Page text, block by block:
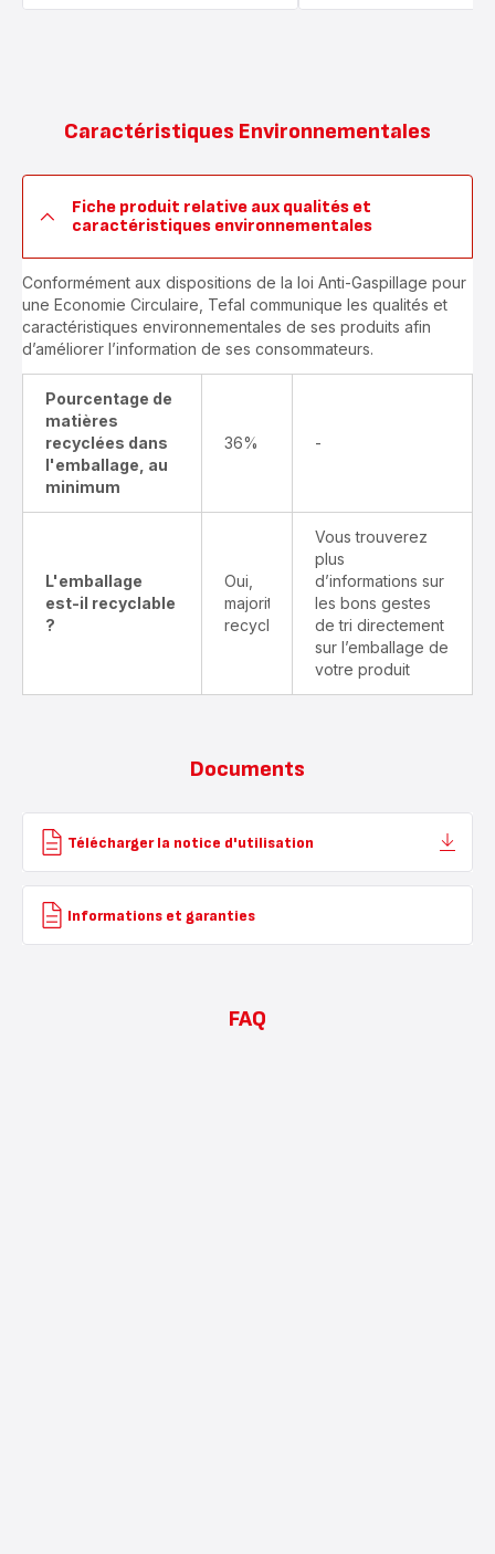
Caractéristiques Environnementales
Fiche produit relative aux qualités et
caractéristiques environnementales
Conformément aux dispositions de la loi Anti-Gaspillage pour
une Economie Circulaire, Tefal communique les qualités et
caractéristiques environnementales de ses produits afin
d’améliorer l’information de ses consommateurs.
Pourcentage de
matières
recyclées dans
l'emballage, au
minimum
36% -
L'emballage
est-il recyclable
?
Oui,
majoritairement
recyclable
Vous trouverez
plus
d’informations sur
les bons gestes
de tri directement
sur l’emballage de
votre produit
Documents
Télécharger la notice d'utilisation
Informations et garanties
FAQ